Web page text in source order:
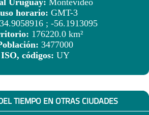
Uruguay: Montevideo
horario: GMT-3
; -56.1913095
176220.0 km²
3477000
ISO, códigos: UY
TIEMPO EN OTRAS CIUDADES